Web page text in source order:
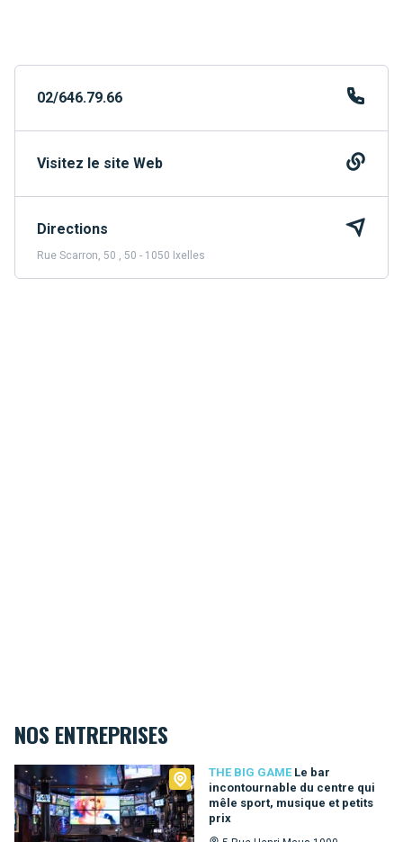
02/646.79.66
Visitez le site Web
Directions
Rue Scarron, 50 , 50 - 1050 Ixelles
NOS ENTREPRISES
THE BIG GAME Le bar
incontournable du centre qui
mêle sport, musique et petits
prix
The Big Game